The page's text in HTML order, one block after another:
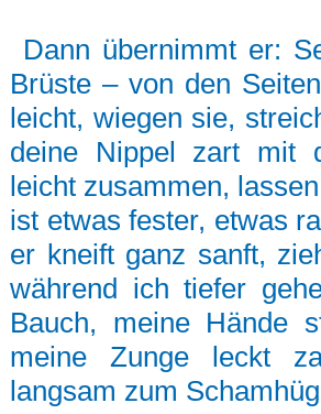
Dann übernimmt er:
Brüste – von den
leicht, wiegen sie,
deine Nippel zart mit
leicht zusammen,
ist etwas fester, etwas
er kneift ganz sanft,
während ich tiefer
Bauch, meine Hände
meine Zunge leckt
langsam zum